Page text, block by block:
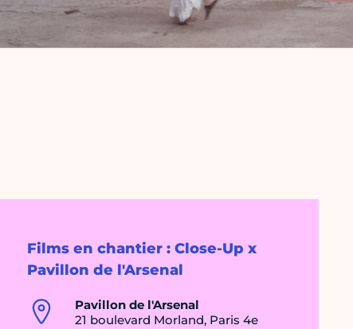
Films en chantier : Close-Up x
Pavillon de l'Arsenal
Pavillon de l'Arsenal
21 boulevard Morland, Paris 4e